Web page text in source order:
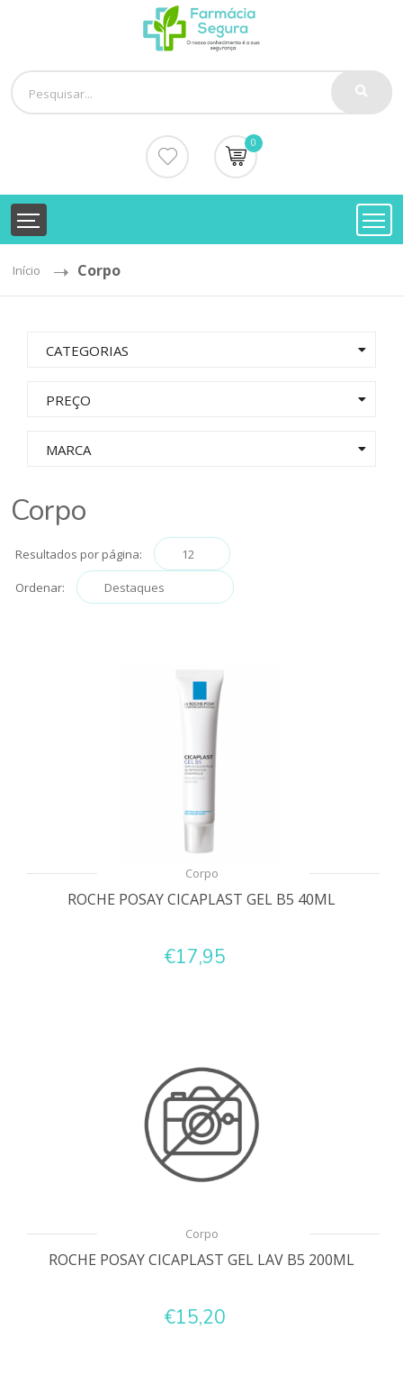
0
Início Corpo
CATEGORIAS
PREÇO
MARCA
Corpo
Resultados por página:
Ordenar:
Corpo
ROCHE POSAY CICAPLAST GEL B5 40ML
€17,95
Corpo
ROCHE POSAY CICAPLAST GEL LAV B5 200ML
€15,20